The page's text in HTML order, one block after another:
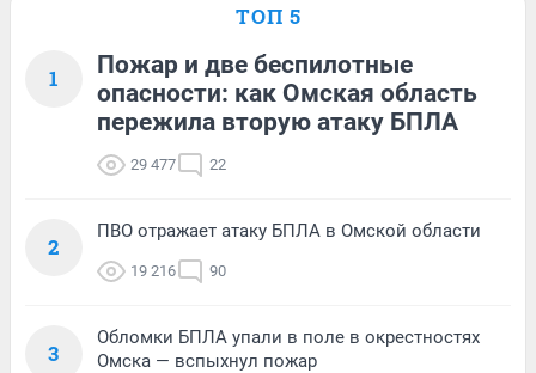
ТОП 5
1
Пожар и две беспилотные
опасности: как Омская область
пережила вторую атаку БПЛА
29 477 22
2
ПВО отражает атаку БПЛА в Омской области
19 216 90
3
Обломки БПЛА упали в поле в окрестностях
Омска — вспыхнул пожар